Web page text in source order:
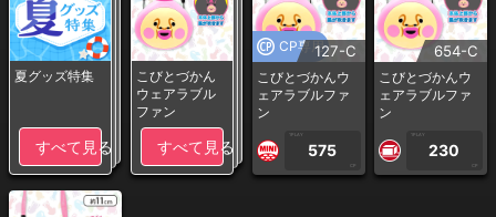
夏グッズ特集
すべて見る
こびとづかん
ウェアラブル
ファン
すべて見る
CP専用127-C
こびとづかんウ
ェアラブルファ
ン
1PLAY
575
CP
654-C
こびとづかんウ
ェアラブルファ
ン
1PLAY
230
CP